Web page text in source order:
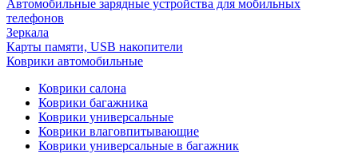
Автомобильные зарядные устройства для мобильных
телефонов
Зеркала
Карты памяти, USB накопители
Коврики автомобильные
Коврики салона
Коврики багажника
Коврики универсальные
Коврики влаговпитывающие
Коврики универсальные в багажник